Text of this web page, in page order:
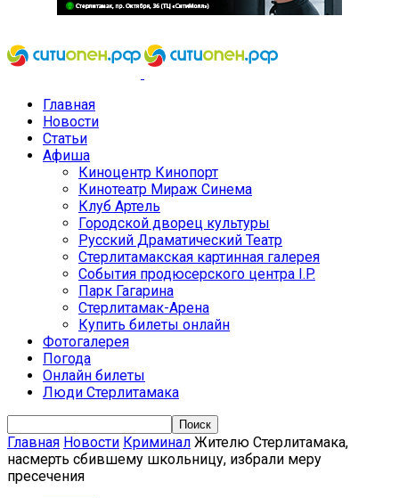
Главная
Новости
Статьи
Афиша
Киноцентр Кинопорт
Кинотеатр Мираж Синема
Клуб Артель
Городской дворец культуры
Русский Драматический Театр
Стерлитамакская картинная галерея
События продюсерского центра I.P.
Парк Гагарина
Стерлитамак-Арена
Купить билеты онлайн
Фотогалерея
Погода
Онлайн билеты
Люди Стерлитамака
Главная Новости Криминал Жителю Стерлитамака,
насмерть сбившему школьницу, избрали меру
пресечения